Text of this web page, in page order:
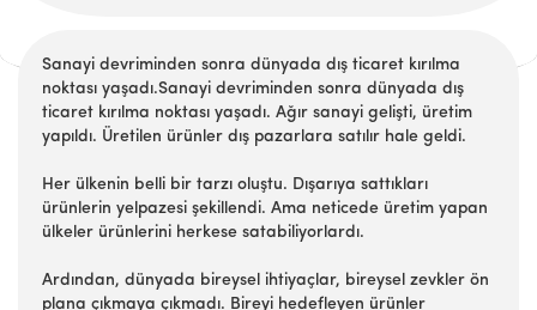
Sanayi devriminden sonra dünyada dış ticaret kırılma
noktası yaşadı.Sanayi devriminden sonra dünyada dış
ticaret kırılma noktası yaşadı. Ağır sanayi gelişti, üretim
yapıldı. Üretilen ürünler dış pazarlara satılır hale geldi.
Her ülkenin belli bir tarzı oluştu. Dışarıya sattıkları
ürünlerin yelpazesi şekillendi. Ama neticede üretim yapan
ülkeler ürünlerini herkese satabiliyorlardı.
Ardından, dünyada bireysel ihtiyaçlar, bireysel zevkler ön
plana çıkmaya çıkmadı. Bireyi hedefleyen ürünler